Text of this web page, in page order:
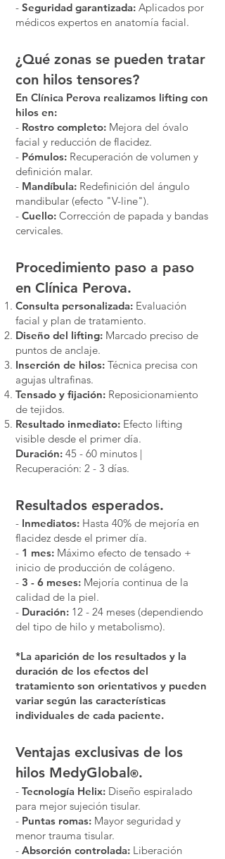
- Seguridad garantizada: Aplicados por
médicos expertos en anatomía facial.
¿Qué zonas se pueden tratar
con hilos tensores?
En Clínica Perova realizamos lifting con
hilos en:
- Rostro completo: Mejora del óvalo
facial y reducción de flacidez.
- Pómulos: Recuperación de volumen y
definición malar.
- Mandíbula: Redefinición del ángulo
mandibular (efecto "V-line").
- Cuello: Corrección de papada y bandas
cervicales.
Procedimiento paso a paso
en Clínica Perova.
Consulta personalizada: Evaluación
facial y plan de tratamiento.
Diseño del lifting: Marcado preciso de
puntos de anclaje.
Inserción de hilos: Técnica precisa con
agujas ultrafinas.
Tensado y fijación: Reposicionamiento
de tejidos.
Resultado inmediato: Efecto lifting
visible desde el primer día.
Duración: 45 - 60 minutos |
Recuperación: 2 - 3 días.
Resultados esperados.
- Inmediatos: Hasta 40% de mejoría en
flacidez desde el primer día.
- 1 mes: Máximo efecto de tensado +
inicio de producción de colágeno.
- 3 - 6 meses: Mejoría continua de la
calidad de la piel.
- Duración: 12 - 24 meses (dependiendo
del tipo de hilo y metabolismo).
*La aparición de los resultados y la
duración de los efectos del
tratamiento son orientativos y pueden
variar según las características
individuales de cada paciente.
Ventajas exclusivas de los
hilos MedyGlobal®.
- Tecnología Helix: Diseño espiralado
para mejor sujeción tisular.
- Puntas romas: Mayor seguridad y
menor trauma tisular.
- Absorción controlada: Liberación